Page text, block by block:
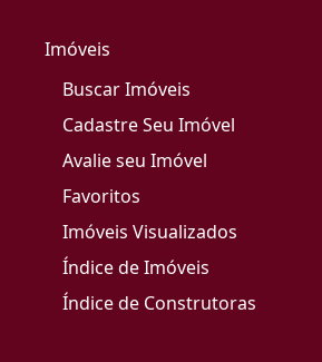
Imóveis
Buscar Imóveis
Cadastre Seu Imóvel
Avalie seu Imóvel
Favoritos
Imóveis Visualizados
Índice de Imóveis
Índice de Construtoras